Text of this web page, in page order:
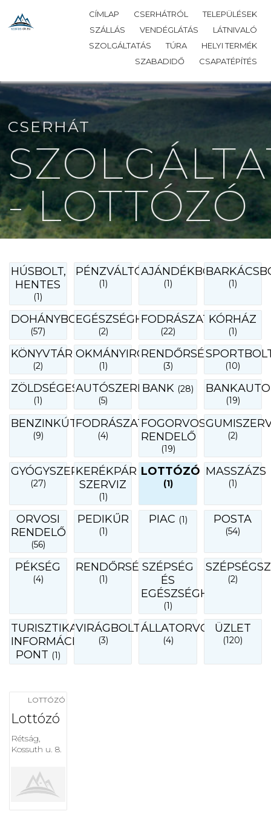
CÍMLAP CSERHÁTRÓL
TELEPÜLÉSEK
SZÁLLÁS
VENDÉGLÁTÁS
LÁTNIVALÓ
SZOLGÁLTATÁS
TÚRA
HELYI TERMÉK
SZABADIDŐ
CSAPATÉPÍTÉS
CSERHÁT
- LOTTÓZÓ
HÚSBOLT,
HENTES
(1)
PÉNZVÁLTÓ
(1)
AJÁNDÉKBOLT
(1) (1)
DOHÁNYBOLT
(57)
EGÉSZSÉGHÁZ
(2)
FODRÁSZAT
(22)
KÓRHÁZ
(1)
KÖNYVTÁR
(2)
OKMÁNYIRODA
(1)
RENDŐRSÉG
(3) (10)
ZÖLDSÉGES
(1)
AUTÓSZERELŐ
(5)
BANK (28)
(19)
BENZINKÚT
(9)
FODRÁSZAT
(4)
FOGORVOSI
RENDELŐ
(19)
(2)
GYÓGYSZERTÁR
(27)
KERÉKPÁR
SZERVIZ
(1)
LOTTÓZÓ
(1)
MASSZÁZS
(1)
ORVOSI
RENDELŐ
(56)
PEDIKŰR
(1)
PIAC (1) POSTA
(54)
PÉKSÉG
(4)
RENDŐRSÉG
(1)
SZÉPSÉG
ÉS
EGÉSZSÉGHÁZ
(1)
(2)
TURISZTIKAI
INFORMÁCIÓS
PONT (1)
VIRÁGBOLT
(3)
ÁLLATORVOS
(4)
ÜZLET
(120)
LOTTÓZÓ
Lottózó
Rétság,
Kossuth u. 8.